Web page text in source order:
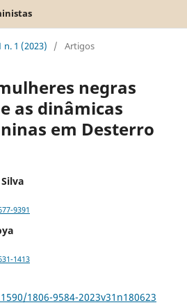
n. 1 (2023) / Artigos
negras
as dinâmicas
em Desterro
9391
1413
1806-9584-2023v31n180623